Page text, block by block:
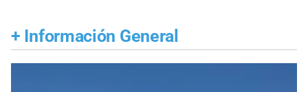
+ Información General